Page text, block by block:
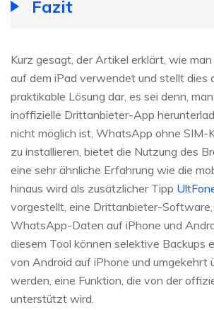
Fazit
Kurz gesagt, der Artikel erklärt, wie
auf dem iPad verwendet und stellt dies
praktikable Lösung dar, es sei denn,
inoffizielle Drittanbieter-App
nicht möglich ist, WhatsApp ohne SIM-
zu installieren, bietet die Nutzung des
eine sehr ähnliche Erfahrung wie die
hinaus wird als zusätzlicher Tipp
vorgestellt, eine Drittanbieter-
WhatsApp-Daten auf iPhone und
diesem Tool können selektive Backups
von Android auf iPhone und umgekehrt
werden, eine Funktion, die von der
unterstützt wird.